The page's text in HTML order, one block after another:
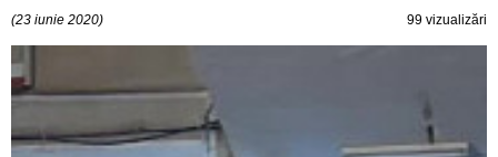
(23 iunie 2020) 99 vizualizări